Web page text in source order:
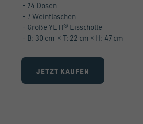
- 24 Dosen
- 7 Weinflaschen
- Große YETI® Eisscholle
- B: 30 cm × T: 22 cm × H: 47 cm
JETZT KAUFEN